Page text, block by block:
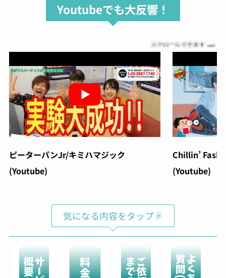
Youtubeでも大反響！
スクロールできます
ピーターパンJr/キミハマジック
(Youtube)
Chillin’
(Youtube)
気になる内容をタップ☟